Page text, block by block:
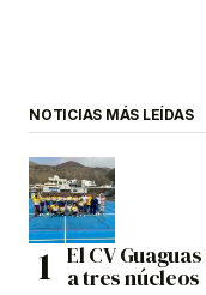
NOTICIAS MÁS LEÍDAS
El CV
a tres núcleos